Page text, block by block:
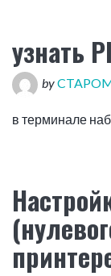
узнать
by
в терминале